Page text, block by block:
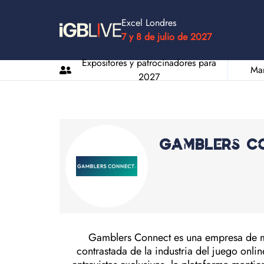
Excel Londres
7 y 8 de julio de 2027
Expositores y patrocinadores para
2027
Gamblers
Gamblers Connect es una empresa
contrastada de la industria del juego